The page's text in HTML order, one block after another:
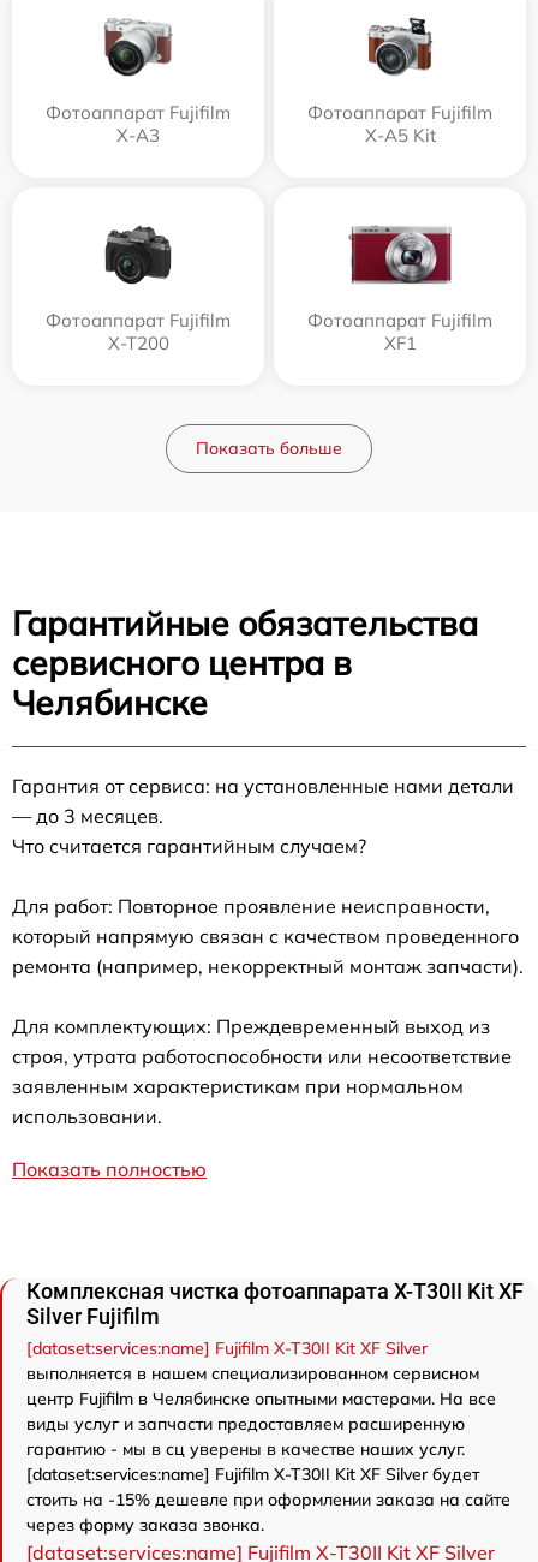
Фотоаппарат Fujifilm
X-A3
Фотоаппарат Fujifilm
X-A5 Kit
Фотоаппарат Fujifilm
X-T200
Фотоаппарат Fujifilm
XF1
Показать больше
Гарантийные обязательства
сервисного центра в
Челябинске
Гарантия от сервиса: на установленные нами детали
— до 3 месяцев.
Что считается гарантийным случаем?
Для работ: Повторное проявление неисправности,
который напрямую связан с качеством проведенного
ремонта (например, некорректный монтаж запчасти).
Для комплектующих: Преждевременный выход из
строя, утрата работоспособности или несоответствие
заявленным характеристикам при нормальном
использовании.
Показать полностью
Комплексная чистка фотоаппарата X-T30II Kit XF
Silver Fujifilm
[dataset:services:name] Fujifilm X-T30II Kit XF Silver
выполняется в нашем специализированном сервисном
центр Fujifilm в Челябинске опытными мастерами. На все
виды услуг и запчасти предоставляем расширенную
гарантию - мы в сц уверены в качестве наших услуг.
[dataset:services:name] Fujifilm X-T30II Kit XF Silver будет
стоить на -15% дешевле при оформлении заказа на сайте
через форму заказа звонка.
[dataset:services:name] Fujifilm X-T30II Kit XF Silver